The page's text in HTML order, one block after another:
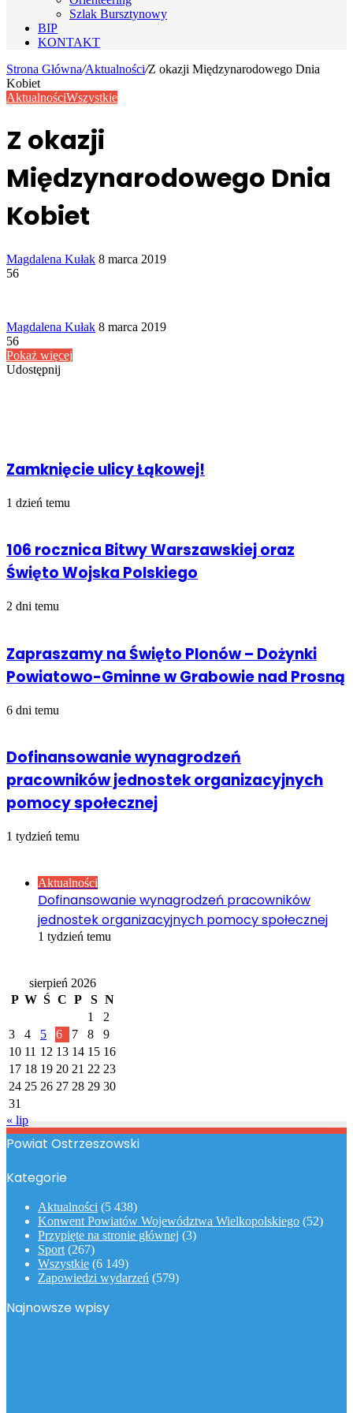
Szlak Bursztynowy
BIP
KONTAKT
Strona Główna/Aktualności/Z okazji Międzynarodowego Dnia
Kobiet
AktualnościWszystkie
Z okazji
Międzynarodowego Dnia
Kobiet
Magdalena Kułak Send
8 marca 2019
56
Magdalena Kułak Send
8 marca 2019
56
Pokaż więcej
Udostępnij
Zamknięcie ulicy Łąkowej!
1 dzień temu
106 rocznica Bitwy Warszawskiej oraz
Święto Wojska Polskiego
2 dni temu
Zapraszamy na Święto Plonów – Dożynki
Powiatowo-Gminne w Grabowie nad Prosną
6 dni temu
Dofinansowanie wynagrodzeń
pracowników jednostek organizacyjnych
pomocy społecznej
1 tydzień temu
Aktualności
Dofinansowanie wynagrodzeń pracowników
jednostek organizacyjnych pomocy społecznej
1 tydzień temu
sierpień 2026
P W Ś C P S N
1
2
3
4 5 6 7 8
9
10 11 12 13 14 15 16
17 18 19 20 21 22 23
24 25 26 27 28 29 30
31
« lip
Powiat Ostrzeszowski
Kategorie
Aktualności (5 438)
Konwent Powiatów Województwa Wielkopolskiego (52)
Przypięte na stronie głównej (3)
Sport (267)
Wszystkie (6 149)
Zapowiedzi wydarzeń (579)
Najnowsze wpisy